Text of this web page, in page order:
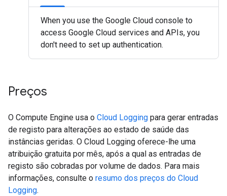
When you use the Google Cloud console to
access Google Cloud services and APIs, you
don't need to set up authentication.
Preços
O Compute Engine usa o Cloud Logging para gerar entradas
de registo para alterações ao estado de saúde das
instâncias geridas. O Cloud Logging oferece-lhe uma
atribuição gratuita por mês, após a qual as entradas de
registo são cobradas por volume de dados. Para mais
informações, consulte o resumo dos preços do Cloud
Logging.